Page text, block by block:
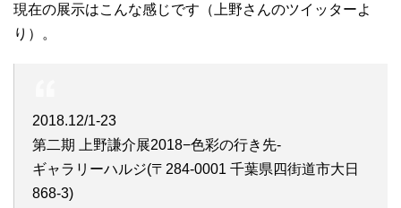
現在の展示はこんな感じです（上野さんのツイッターよ
り）。
2018.12/1-23
第二期 上野謙介展2018−色彩の行き先-
ギャラリーハルジ(〒284-0001 千葉県四街道市大日
868-3)